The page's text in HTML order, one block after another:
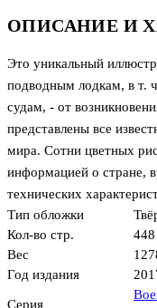
ОПИСАНИЕ И
Это уникальный
подводным лодкам, в т.
судам, - от
представлены все
мира. Сотни цветных
информацией о стране,
технических
Тип обложки
Кол-во стр.
448
Вес
Год издания
Серия